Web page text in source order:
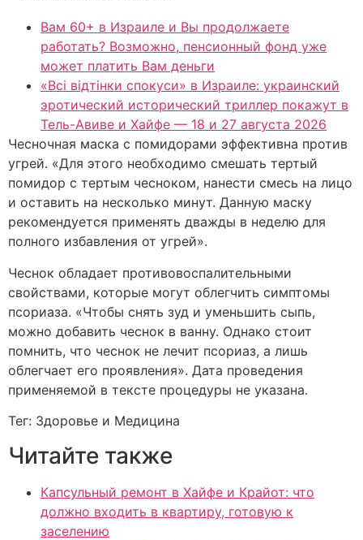
Вам 60+ в Израиле и Вы продолжаете
работать? Возможно, пенсионный фонд уже
может платить Вам деньги
«Всі відтінки спокуси» в Израиле: украинский
эротический исторический триллер покажут в
Тель-Авиве и Хайфе — 18 и 27 августа 2026
Чесночная маска с помидорами эффективна против
угрей. «Для этого необходимо смешать тертый
помидор с тертым чесноком, нанести смесь на лицо
и оставить на несколько минут. Данную маску
рекомендуется применять дважды в неделю для
полного избавления от угрей».
Чеснок обладает противовоспалительными
свойствами, которые могут облегчить симптомы
псориаза. «Чтобы снять зуд и уменьшить сыпь,
можно добавить чеснок в ванну. Однако стоит
помнить, что чеснок не лечит псориаз, а лишь
облегчает его проявления». Дата проведения
применяемой в тексте процедуры не указана.
Тег: Здоровье и Медицина
Читайте также
Капсульный ремонт в Хайфе и Крайот: что
должно входить в квартиру, готовую к
заселению